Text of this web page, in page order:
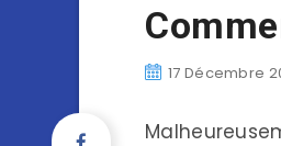
17 Décembre